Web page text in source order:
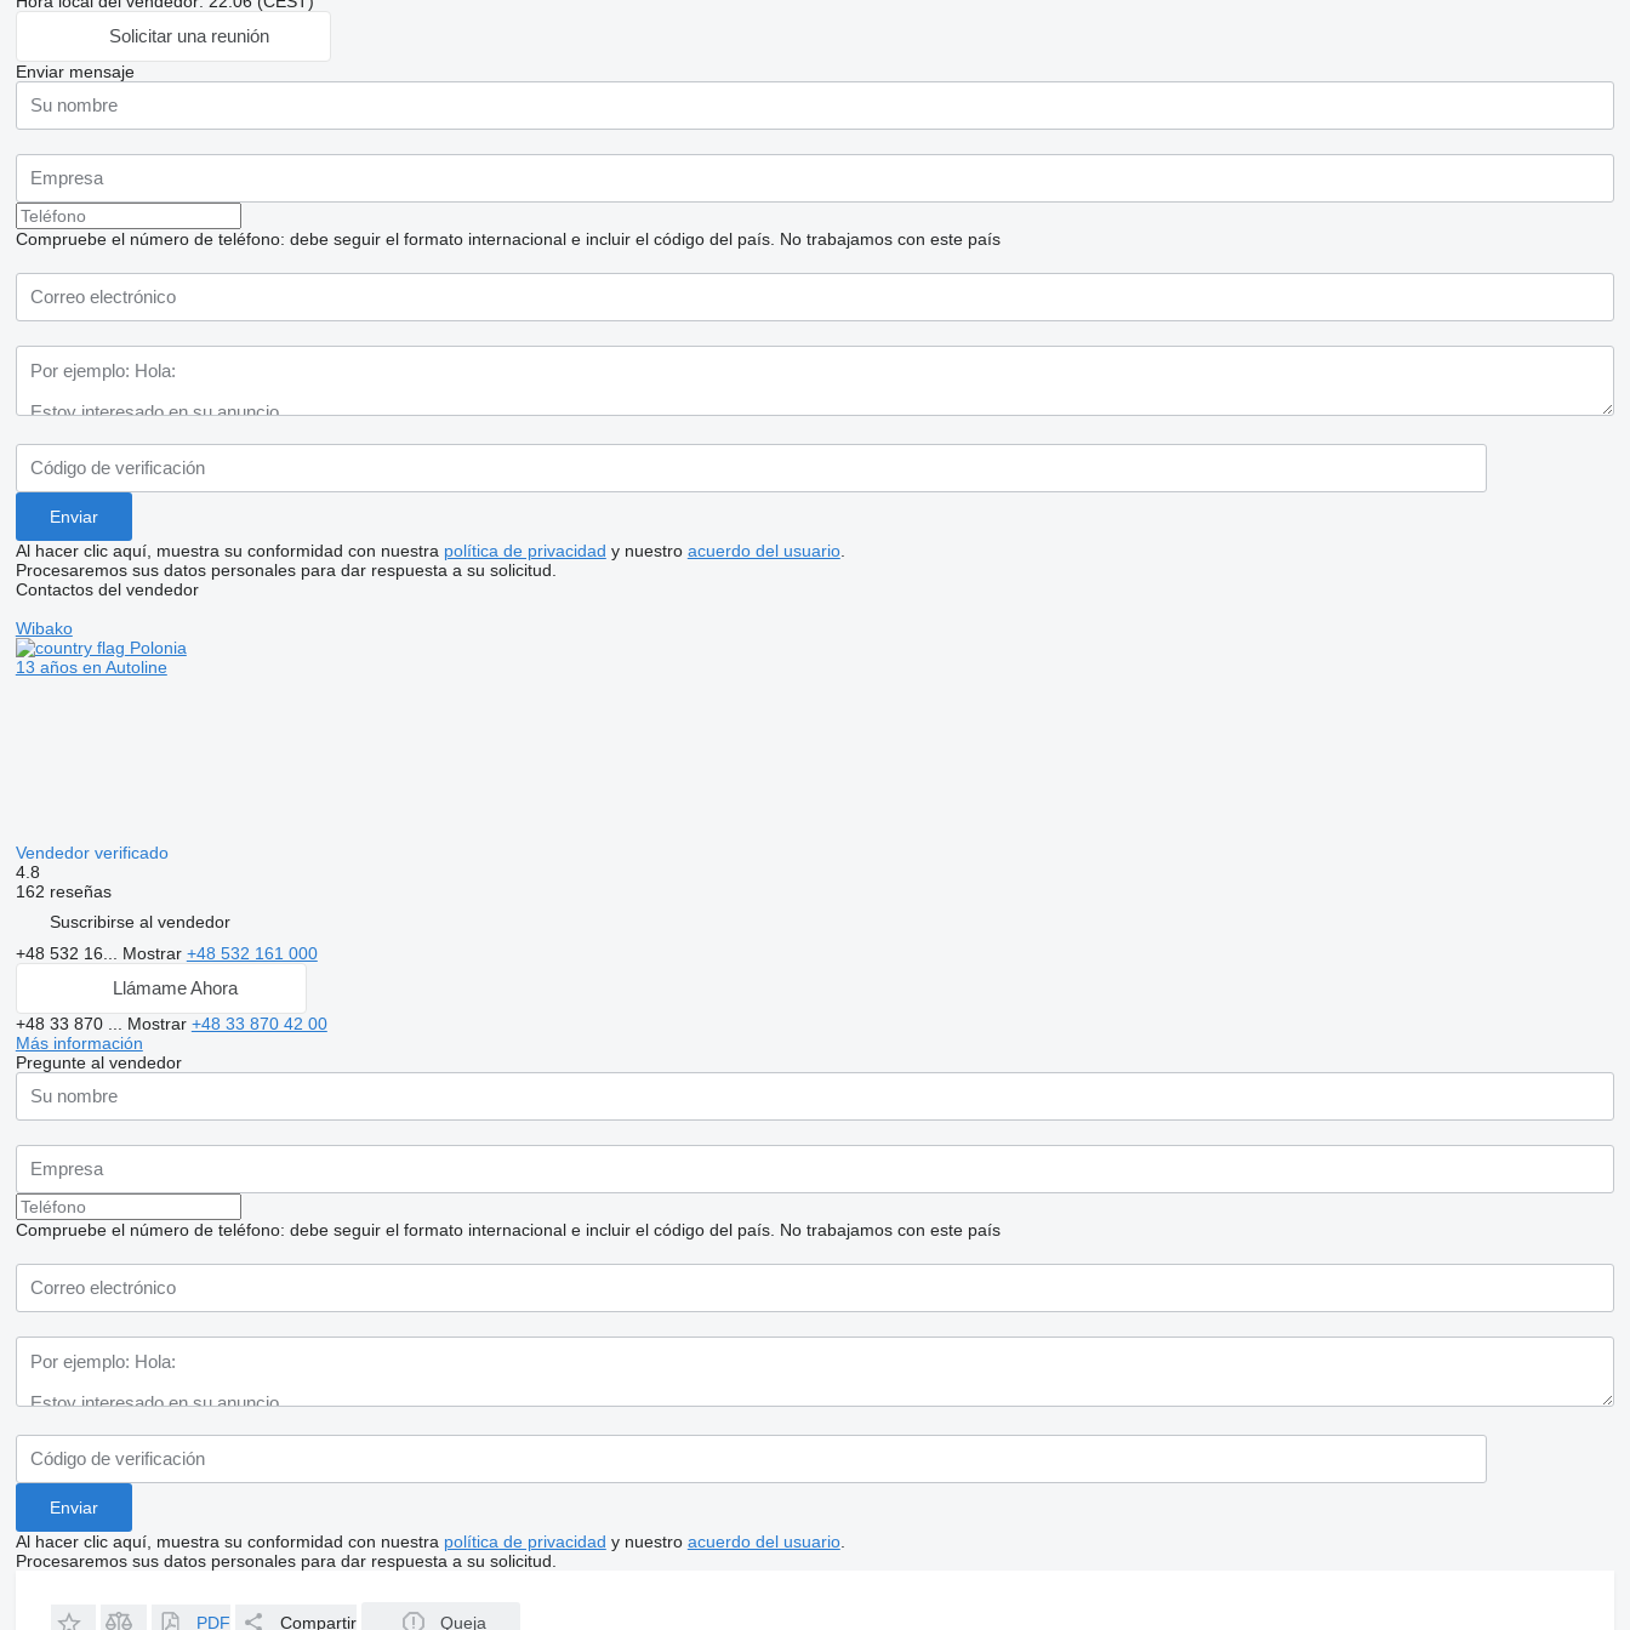
Solicitar una reunión
Enviar mensaje
Compruebe el número de teléfono: debe seguir el formato internacional e incluir el código del país. No trabajamos con este país
Al hacer clic aquí, muestra su conformidad con nuestra política de privacidad y nuestro acuerdo del usuario.
Procesaremos sus datos personales para dar respuesta a su solicitud.
Contactos del vendedor
Wibako
Polonia
13 años en Autoline
Vendedor verificado
4.8
162 reseñas
Suscribirse al vendedor
+48 532 16... Mostrar +48 532 161 000
Llámame Ahora
+48 33 870 ... Mostrar +48 33 870 42 00
Más información
Pregunte al vendedor
Compruebe el número de teléfono: debe seguir el formato internacional e incluir el código del país. No trabajamos con este país
Al hacer clic aquí, muestra su conformidad con nuestra política de privacidad y nuestro acuerdo del usuario.
Procesaremos sus datos personales para dar respuesta a su solicitud.
PDF Compartir Queja